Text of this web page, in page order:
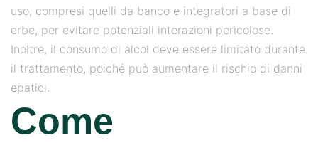
uso, compresi quelli da banco e integratori a base di
erbe, per evitare potenziali interazioni pericolose.
Inoltre, il consumo di alcol deve essere limitato durante
il trattamento, poiché può aumentare il rischio di danni
epatici.
Come